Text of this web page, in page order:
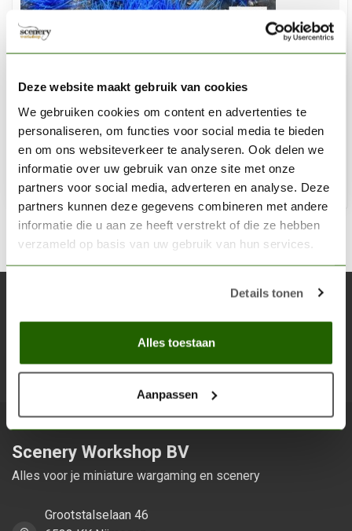
Deze website maakt gebruik van cookies
We gebruiken cookies om content en advertenties te
personaliseren, om functies voor social media te bieden
en om ons websiteverkeer te analyseren. Ook delen we
informatie over uw gebruik van onze site met onze
partners voor social media, adverteren en analyse. Deze
partners kunnen deze gegevens combineren met andere
informatie die u aan ze heeft verstrekt of die ze hebben
verzameld op basis van uw gebruik van hun services.
Details tonen
Alles toestaan
Aanpassen
Alien Blue Wild Tuft 6mm - GGA-BL
€5,40
Op voorraad
Blijf op de hoogte over onze laatste acties
Scenery Workshop BV
Alles voor je miniature wargaming en scenery
Grootstalselaan 46